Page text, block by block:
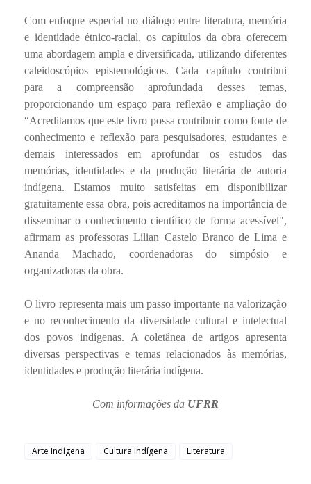
Com enfoque especial no diálogo entre literatura, memória
e identidade étnico-racial, os capítulos da obra oferecem
uma abordagem ampla e diversificada, utilizando diferentes
caleidoscópios epistemológicos. Cada capítulo contribui
para a compreensão aprofundada desses temas,
proporcionando um espaço para reflexão e ampliação do
“Acreditamos que este livro possa contribuir como fonte de
conhecimento e reflexão para pesquisadores, estudantes e
demais interessados em aprofundar os estudos das
memórias, identidades e da produção literária de autoria
indígena. Estamos muito satisfeitas em disponibilizar
gratuitamente essa obra, pois acreditamos na importância de
disseminar o conhecimento científico de forma acessível",
afirmam as professoras Lilian Castelo Branco de Lima e
Ananda Machado, coordenadoras do simpósio e
organizadoras da obra.
O livro representa mais um passo importante na valorização
e no reconhecimento da diversidade cultural e intelectual
dos povos indígenas. A coletânea de artigos apresenta
diversas perspectivas e temas relacionados às memórias,
identidades e produção literária indígena.
Com informações da UFRR
Arte Indígena Cultura Indígena Literatura